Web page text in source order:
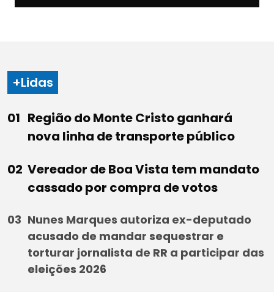
+Lidas
Região do Monte Cristo ganhará
nova linha de transporte público
Vereador de Boa Vista tem mandato
cassado por compra de votos
Nunes Marques autoriza ex-deputado
acusado de mandar sequestrar e
torturar jornalista de RR a participar das
eleições 2026